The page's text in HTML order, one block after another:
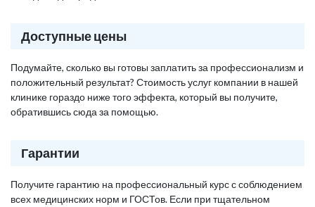
Доступные цены
Подумайте, сколько вы готовы заплатить за профессионализм и
положительный результат? Стоимость услуг компании в нашей
клинике гораздо ниже того эффекта, который вы получите,
обратившись сюда за помощью.
Гарантии
Получите гарантию на профессиональный курс с соблюдением
всех медицинских норм и ГОСТов. Если при тщательном